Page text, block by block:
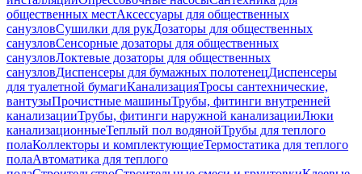
общественных местАксессуары для общественных
санузловСушилки для рукДозаторы для общественных
санузловСенсорные дозаторы для общественных
санузловЛоктевые дозаторы для общественных
санузловДиспенсеры для бумажных полотенецДиспенсеры
для туалетной бумагиКанализацияТросы сантехнические,
вантузыПрочистные машиныТрубы, фитинги внутренней
канализацииТрубы, фитинги наружной канализацииЛюки
канализационныеТеплый пол водянойТрубы для теплого
полаКоллекторы и комплектующиеТермостатика для теплого
полаАвтоматика для теплого